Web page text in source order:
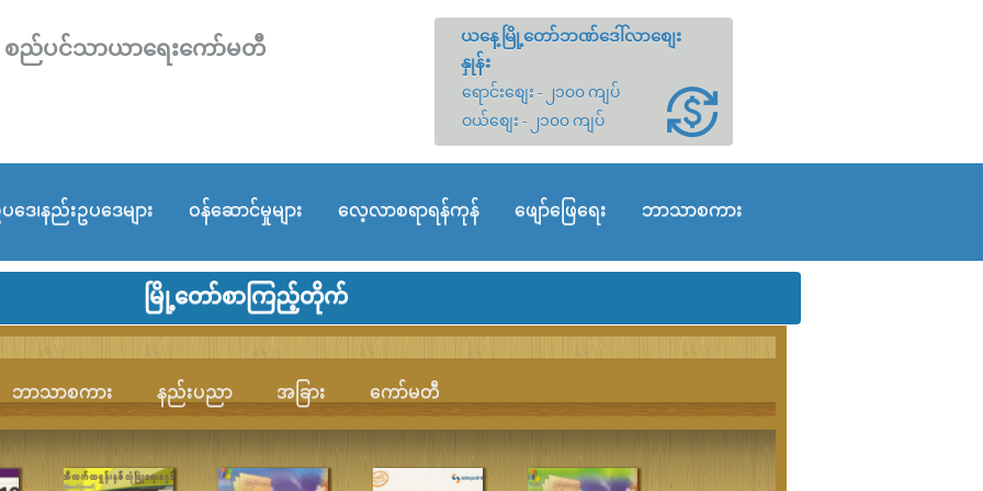
စည်ပင်သာယာရေးကော်မတီ
ယနေ့မြို့တော်ဘဏ်ဒေါ်လာစျေး
နှုန်း
ရောင်းစျေး - ၂၁၀၀ ကျပ်
ဝယ်စျေး - ၂၁၀၀ ကျပ်
ဒေ၊နည်းဥပဒေများ ဝန်ဆောင်မှုများ လေ့လာစရာရန်ကုန် ဖျော်ဖြေရေး ဘာသာစကား
မြို့တော်စာကြည့်တိုက်
ဘာသာစကား နည်းပညာ အခြား ကော်မတီ